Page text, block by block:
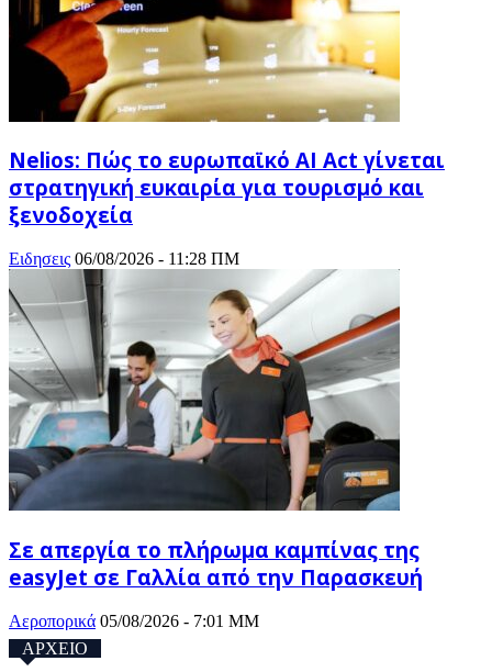
Nelios: Πώς το ευρωπαϊκό AI Act γίνεται
στρατηγική ευκαιρία για τουρισμό και
ξενοδοχεία
Ειδησεις 06/08/2026 - 11:28 ΠΜ
Σε απεργία το πλήρωμα καμπίνας της
easyJet σε Γαλλία από την Παρασκευή
Αεροπορικά 05/08/2026 - 7:01 ΜΜ
ΑΡΧΕΙΟ